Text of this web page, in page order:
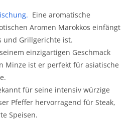
. Eine aromatische
Aromen Marokkos einfängt
und Grillgerichte ist.
einzigartigen Geschmack
Minze ist er perfekt für asiatische
für seine intensiv würzige
Pfeffer hervorragend für Steak,
Speisen.